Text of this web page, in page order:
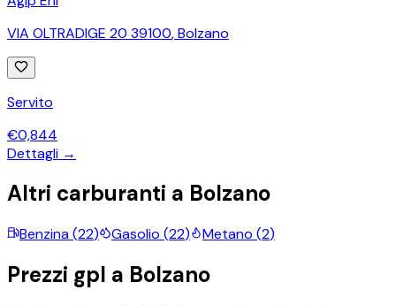
VIA OLTRADIGE 20 39100,Bolzano
Servito
€0,844
Dettagli →
Altri carburanti a Bolzano
Benzina(22) Gasolio (22) Metano (2)
Prezzi gpl a Bolzano